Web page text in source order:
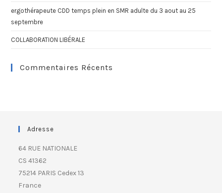
ergothérapeute CDD temps plein en SMR adulte du 3 aout au 25
septembre
COLLABORATION LIBÉRALE
Commentaires Récents
Adresse
64 RUE NATIONALE
CS 41362
75214 PARIS Cedex 13
France